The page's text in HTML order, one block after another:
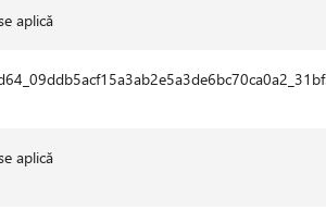
aplică
aplică